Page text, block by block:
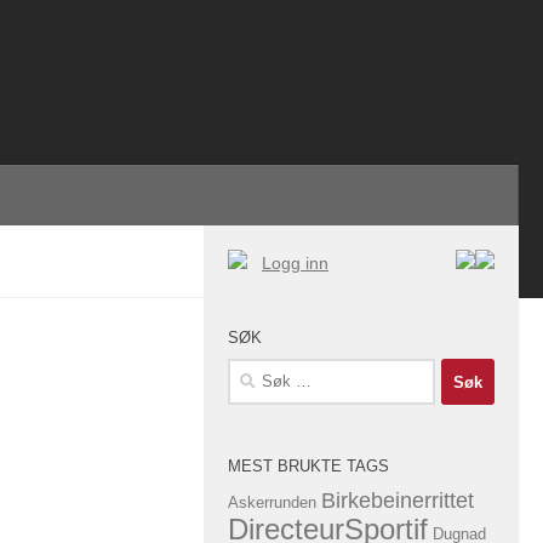
Logg inn
SØK
Søk
MEST BRUKTE TAGS
Askerrunden Birkebeinerrittet
DirecteurSportif Dugnad